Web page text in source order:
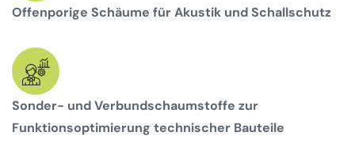
Offenporige Schäume für Akustik und Schallschutz
Sonder- und Verbundschaumstoffe zur
Funktionsoptimierung technischer Bauteile